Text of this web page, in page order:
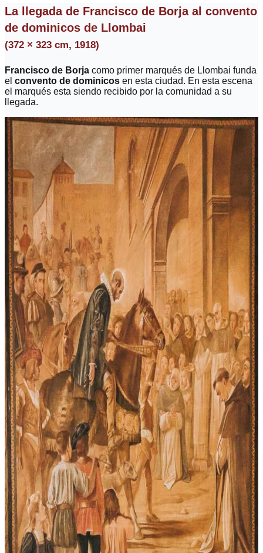
La llegada de Francisco de Borja al convento
de dominicos de Llombai
(372 × 323 cm, 1918)
Francisco de Borja como primer marqués de Llombai funda
el convento de dominicos en esta ciudad. En esta escena
el marqués esta siendo recibido por la comunidad a su
llegada.